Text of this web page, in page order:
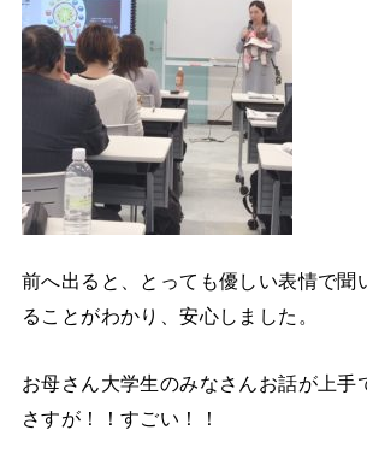
前へ出ると、とっても優しい表情で聞
ることがわかり、安心しました。
お母さん大学生のみなさんお話が上手
さすが！！すごい！！